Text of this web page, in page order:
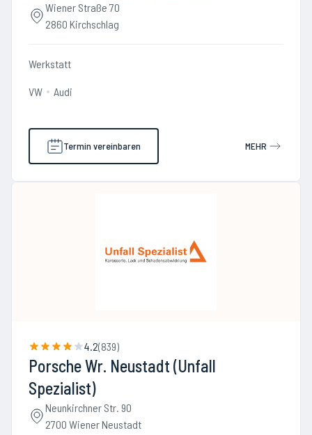
Wiener Straße 70
2860 Kirchschlag
Werkstatt
VW Audi
Termin vereinbaren MEHR
4.2(839)
Porsche Wr. Neustadt (Unfall
Spezialist)
Neunkirchner Str. 90
2700 Wiener Neustadt